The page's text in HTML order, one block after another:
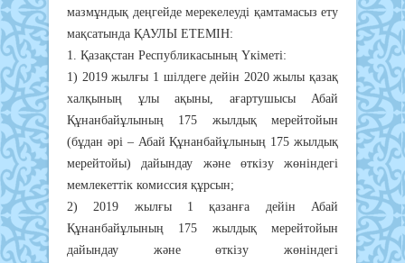
мазмұндық деңгейде мерекелеуді қамтамасыз ету
мақсатында ҚАУЛЫ ЕТЕМІН:
1. Қазақстан Республикасының Үкіметі:
1) 2019 жылғы 1 шілдеге дейін 2020 жылы қазақ
халқының ұлы ақыны, ағартушысы Абай
Құнанбайұлының 175 жылдық мерейтойын
(бұдан әрі – Абай Құнанбайұлының 175 жылдық
мерейтойы) дайындау және өткізу жөніндегі
мемлекеттік комиссия құрсын;
2) 2019 жылғы 1 қазанға дейін Абай
Құнанбайұлының 175 жылдық мерейтойын
дайындау және өткізу жөніндегі